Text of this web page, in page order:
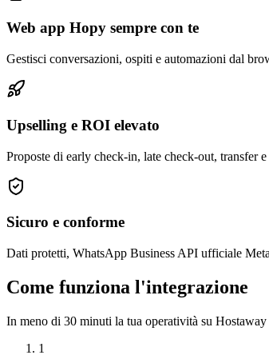
Web app Hopy sempre con te
Gestisci conversazioni, ospiti e automazioni dal
Upselling e ROI elevato
Proposte di early check-in, late check-out, transfer
Sicuro e conforme
Dati protetti, WhatsApp Business API ufficiale
Come funziona l'integrazione
In meno di 30 minuti la tua operatività su
1